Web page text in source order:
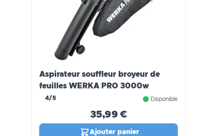
Aspirateur souffleur broyeur de
feuilles WERKA PRO 3000w
4/5 Disponible
35,99 €
Ajouter panier